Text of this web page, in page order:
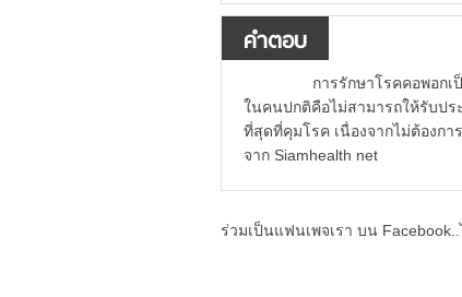
คำตอบ
การรักษาโรคคอพอกเป็
ในคนปกติคือไม่สามารถให้รับปร
ที่สุดที่คุมโรค เนื่องจากไม่ต้องกา
จาก Siamhealth net
ร่วมเป็นแฟนเพจเรา บน